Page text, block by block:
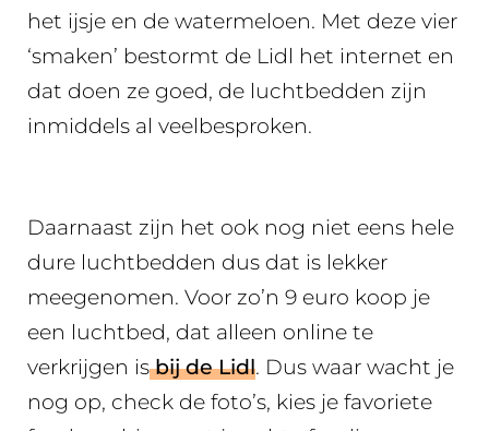
het ijsje en de watermeloen. Met deze vier
‘smaken’ bestormt de Lidl het internet en
dat doen ze goed, de luchtbedden zijn
inmiddels al veelbesproken.
Daarnaast zijn het ook nog niet eens hele
dure luchtbedden dus dat is lekker
meegenomen. Voor zo’n 9 euro koop je
een luchtbed, dat alleen online te
verkrijgen isbij de Lidl. Dus waar wacht je
nog op, check de foto’s, kies je favoriete